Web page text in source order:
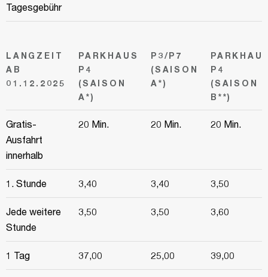
Tagesgebühr
LANGZEIT
AB
01.12.2025
PARKHAUS
P4
(SAISON
A*)
P3/P7
(SAISON
A*)
P4
(SAISON
B**)
Gratis-
Ausfahrt
innerhalb
20 Min. 20 Min. 20 Min.
1. Stunde 3,40 3,40 3,50
Jede weitere
Stunde
3,50 3,50 3,60
1 Tag 37,00 25,00 39,00